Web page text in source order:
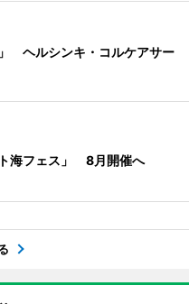
ヘルシンキ・コルケアサー
海フェス」 8月開催へ